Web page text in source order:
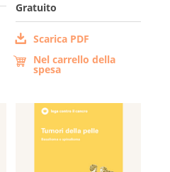
Gratuito
Scarica PDF
Nel carrello della
spesa